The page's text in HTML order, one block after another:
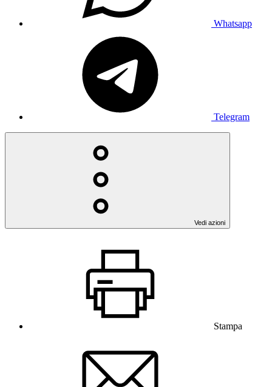
Whatsapp
Telegram
Vedi azioni
Stampa